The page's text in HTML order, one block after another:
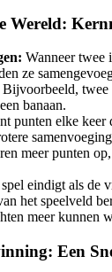
Wereld:
Wanneer twee
ze
banaan.
punten elke keer
meer punten
eindigt als de
het speelveld
meer kunnen
Een